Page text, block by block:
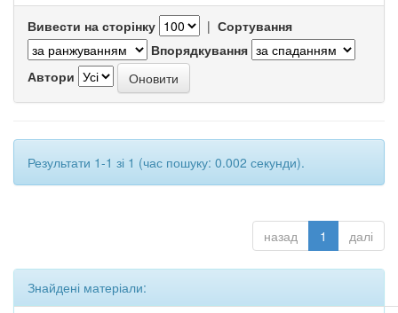
Вивести на сторінку | Сортування
Впорядкування
Автори
Результати 1-1 зі 1 (час пошуку: 0.002 секунди).
назад 1 далі
Знайдені матеріали: